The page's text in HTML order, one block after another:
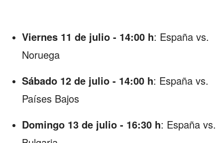
Viernes 11 de julio - 14:00 h: España vs.
Noruega
Sábado 12 de julio - 14:00 h: España vs.
Países Bajos
Domingo 13 de julio - 16:30 h: España vs.